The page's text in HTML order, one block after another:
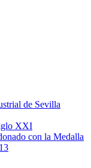
de Sevilla
XXI
con la Medalla